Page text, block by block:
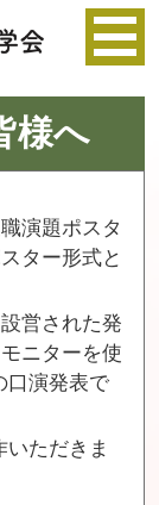
様へ
演題ポスタ
ター形式と
営された発
ニターを使
口演発表で
ただきま